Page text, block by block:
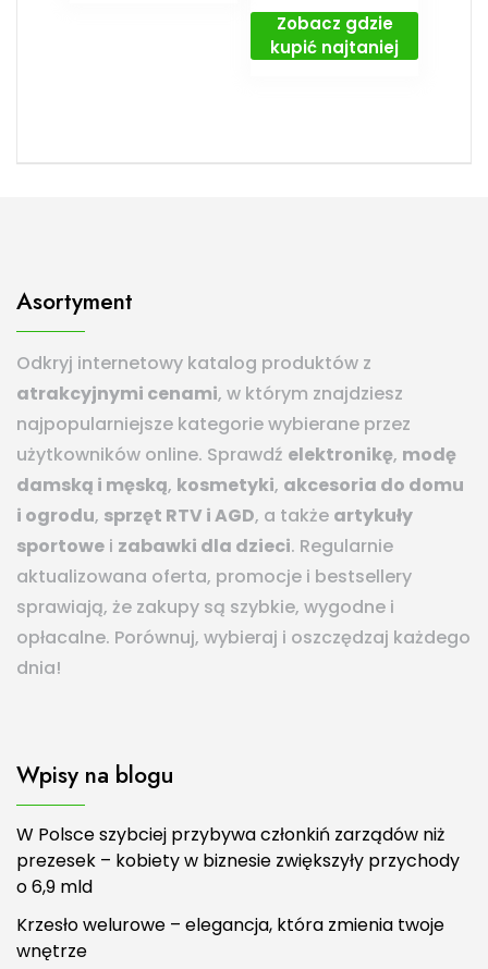
Zobacz gdzie
kupić najtaniej
Asortyment
Odkryj internetowy katalog produktów z
atrakcyjnymi cenami, w którym znajdziesz
najpopularniejsze kategorie wybierane przez
użytkowników online. Sprawdź elektronikę, modę
damską i męską, kosmetyki, akcesoria do domu
i ogrodu, sprzęt RTV i AGD, a także artykuły
sportowe i zabawki dla dzieci. Regularnie
aktualizowana oferta, promocje i bestsellery
sprawiają, że zakupy są szybkie, wygodne i
opłacalne. Porównuj, wybieraj i oszczędzaj każdego
dnia!
Wpisy na blogu
W Polsce szybciej przybywa członkiń zarządów niż
prezesek – kobiety w biznesie zwiększyły przychody
o 6,9 mld
Krzesło welurowe – elegancja, która zmienia twoje
wnętrze